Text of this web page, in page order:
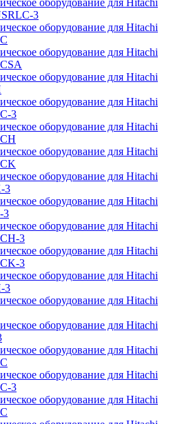
оборудование для Hitachi
3
оборудование для Hitachi
оборудование для Hitachi
оборудование для Hitachi
оборудование для Hitachi
3
оборудование для Hitachi
оборудование для Hitachi
оборудование для Hitachi
3
оборудование для Hitachi
3
оборудование для Hitachi
3
оборудование для Hitachi
3
оборудование для Hitachi
3
оборудование для Hitachi
оборудование для Hitachi
оборудование для Hitachi
оборудование для Hitachi
3
оборудование для Hitachi